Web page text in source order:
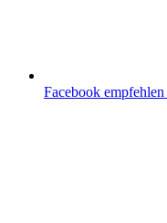
Facebook empfehlen